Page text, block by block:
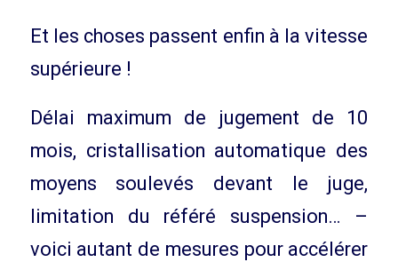
Et les choses passent enfin à la vitesse
supérieure !
Délai maximum de jugement de 10
mois, cristallisation automatique des
moyens soulevés devant le juge,
limitation du référé suspension… –
voici autant de mesures pour accélérer